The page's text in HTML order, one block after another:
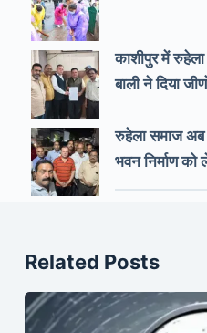
काशीपुर में
बाली ने दिया
रुहेला समाज अब
भवन निर्माण
Related Posts